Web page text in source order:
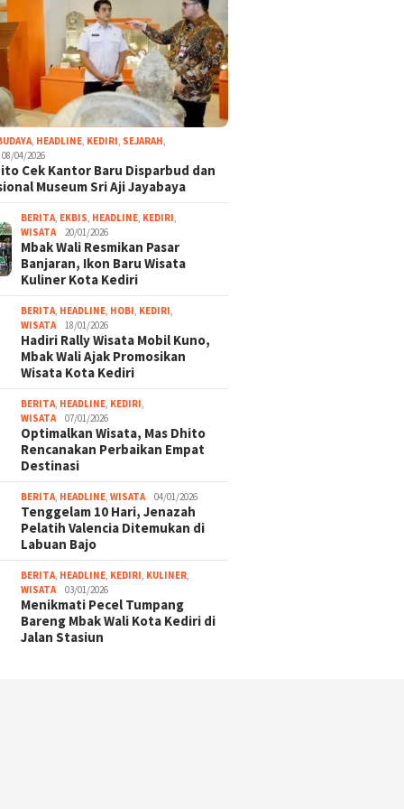
, HEADLINE, KEDIRI, SEJARAH,
08/04/2026
Cek Kantor Baru Disparbud dan
Museum Sri Aji Jayabaya
BERITA, EKBIS, HEADLINE, KEDIRI,
WISATA
20/01/2026
Mbak Wali Resmikan Pasar
Banjaran, Ikon Baru Wisata
Kuliner Kota Kediri
BERITA, HEADLINE, HOBI, KEDIRI,
WISATA
18/01/2026
Hadiri Rally Wisata Mobil Kuno,
Mbak Wali Ajak Promosikan
Wisata Kota Kediri
BERITA, HEADLINE, KEDIRI,
WISATA
07/01/2026
Optimalkan Wisata, Mas Dhito
Rencanakan Perbaikan Empat
Destinasi
BERITA, HEADLINE,WISATA 04/01/2026
Tenggelam 10 Hari, Jenazah
Pelatih Valencia Ditemukan di
Labuan Bajo
BERITA, HEADLINE, KEDIRI, KULINER,
WISATA
03/01/2026
Menikmati Pecel Tumpang
Bareng Mbak Wali Kota Kediri di
Jalan Stasiun